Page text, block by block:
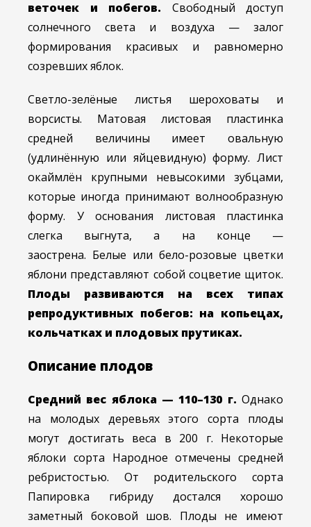
веточек и побегов. Свободный доступ
солнечного света и воздуха — залог
формирования красивых и равномерно
созревших яблок.
Светло-зелёные листья шероховаты и
ворсисты. Матовая листовая пластинка
средней величины имеет овальную
(удлинённую или яйцевидную) форму. Лист
окаймлён крупными невысокими зубцами,
которые иногда принимают волнообразную
форму. У основания листовая пластинка
слегка выгнута, а на конце —
заострена. Белые или бело-розовые цветки
яблони представляют собой соцветие щиток.
Плоды развиваются на всех типах
репродуктивных побегов: на копьецах,
кольчатках и плодовых прутиках.
Описание плодов
Средний вес яблока — 110–130 г. Однако
на молодых деревьях этого сорта плоды
могут достигать веса в 200 г. Некоторые
яблоки сорта Народное отмечены средней
ребристостью. От родительского сорта
Папировка гибриду достался хорошо
заметный боковой шов. Плоды не имеют